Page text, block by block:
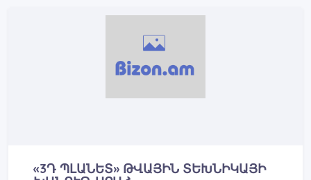
«3Դ ՊԼԱՆԵՏ» ԹՎԱՅԻՆ ՏԵԽՆԻԿԱՅԻ